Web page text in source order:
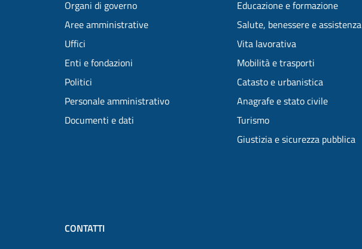
Organi di governo
Aree amministrative
Uffici
Enti e fondazioni
Politici
Personale amministrativo
Documenti e dati
Educazione e formazione
Salute, benessere e assistenza
Vita lavorativa
Mobilità e trasporti
Catasto e urbanistica
Anagrafe e stato civile
Turismo
Giustizia e sicurezza pubblica
CONTATTI